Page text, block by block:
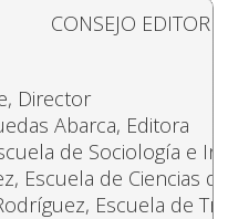
CONSEJO
Director
Abarca, Editora
de Sociología e
Escuela de Ciencias
Escuela de